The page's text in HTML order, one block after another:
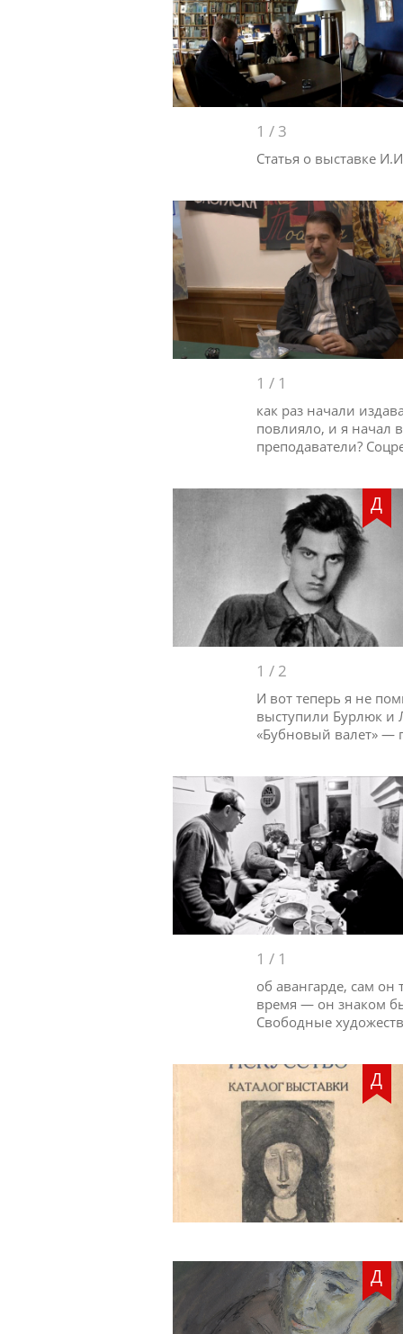
1 / 3
Статья о выставке
1 / 1
как раз начали
повлияло, и я начал
преподаватели?
Д
1 / 2
И вот теперь я не
выступили Бурлюк и
«Бубновый валет» —
1 / 1
об авангарде, сам он
время — он знаком
Свободные
Д
Д